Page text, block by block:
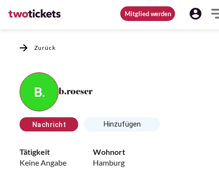
Mitglied werden
Zurück
B. b.roeser
Nachricht Hinzufügen
Tätigkeit
Keine Angabe
Wohnort
Hamburg